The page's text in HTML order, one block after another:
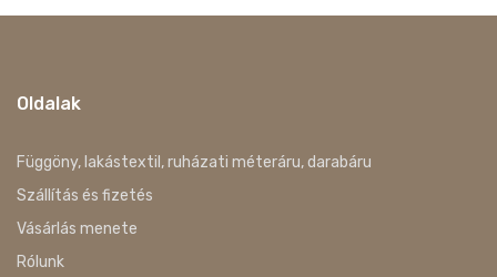
Oldalak
Függöny, lakástextil, ruházati méteráru, darabáru
Szállítás és fizetés
Vásárlás menete
Rólunk